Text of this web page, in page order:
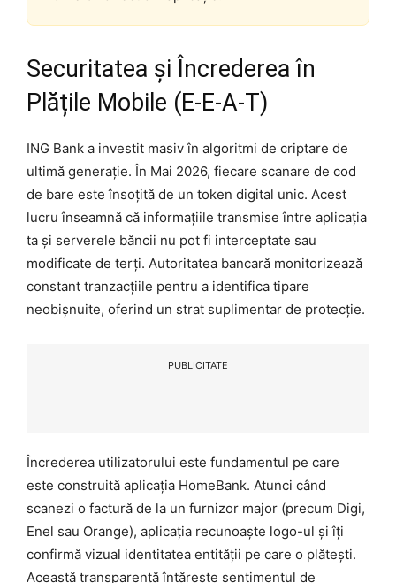
Securitatea și Încrederea în
Plățile Mobile (E-E-A-T)
ING Bank a investit masiv în algoritmi de criptare de
ultimă generație. În Mai 2026, fiecare scanare de cod
de bare este însoțită de un token digital unic. Acest
lucru înseamnă că informațiile transmise între aplicația
ta și serverele băncii nu pot fi interceptate sau
modificate de terți. Autoritatea bancară monitorizează
constant tranzacțiile pentru a identifica tipare
neobișnuite, oferind un strat suplimentar de protecție.
PUBLICITATE
Încrederea utilizatorului este fundamentul pe care
este construită aplicația HomeBank. Atunci când
scanezi o factură de la un furnizor major (precum Digi,
Enel sau Orange), aplicația recunoaște logo-ul și îți
confirmă vizual identitatea entității pe care o plătești.
Această transparență întărește sentimentul de